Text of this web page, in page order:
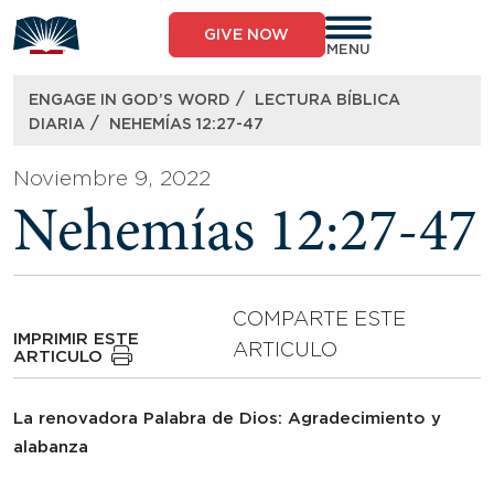
to
content
GIVE NOW
MENU
ENGAGE IN GOD’S WORD /
LECTURA BÍBLICA
DIARIA / NEHEMÍAS 12:27-47
Noviembre 9, 2022
Nehemías 12:27-47
IMPRIMIR ESTE
ARTICULO
COMPARTE ESTE
ARTICULO
La renovadora Palabra de Dios: Agradecimiento y
alabanza